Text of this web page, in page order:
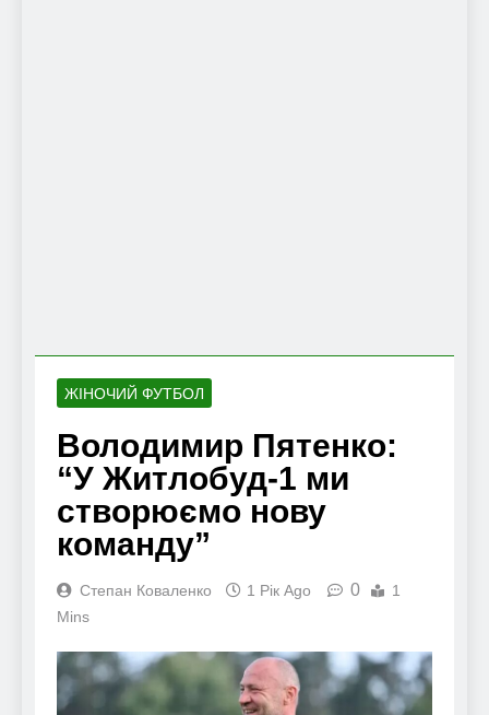
ЖІНОЧИЙ ФУТБОЛ
Володимир Пятенко:
“У Житлобуд-1 ми
створюємо нову
команду”
Степан Коваленко 1 Рік Ago 0
1
Mins